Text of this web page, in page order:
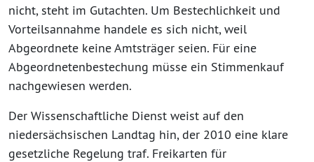
nicht, steht im Gutachten. Um Bestechlichkeit und
Vorteilsannahme handele es sich nicht, weil
Abgeordnete keine Amtsträger seien. Für eine
Abgeordnetenbestechung müsse ein Stimmenkauf
nachgewiesen werden.
Der Wissenschaftliche Dienst weist auf den
niedersächsischen Landtag hin, der 2010 eine klare
gesetzliche Regelung traf. Freikarten für